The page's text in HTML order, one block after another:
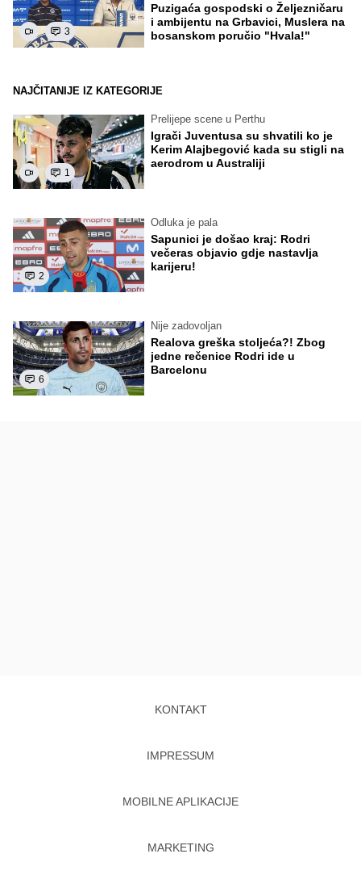
3
Puzigaća gospodski o Željezničaru
i ambijentu na Grbavici, Muslera na
bosanskom poručio "Hvala!"
NAJČITANIJE IZ KATEGORIJE
1
Prelijepe scene u Perthu
Igrači Juventusa su shvatili ko je
Kerim Alajbegović kada su stigli na
aerodrom u Australiji
2
Odluka je pala
Sapunici je došao kraj: Rodri
večeras objavio gdje nastavlja
karijeru!
6
Nije zadovoljan
Realova greška stoljeća?! Zbog
jedne rečenice Rodri ide u
Barcelonu
KONTAKT
IMPRESSUM
MOBILNE APLIKACIJE
MARKETING